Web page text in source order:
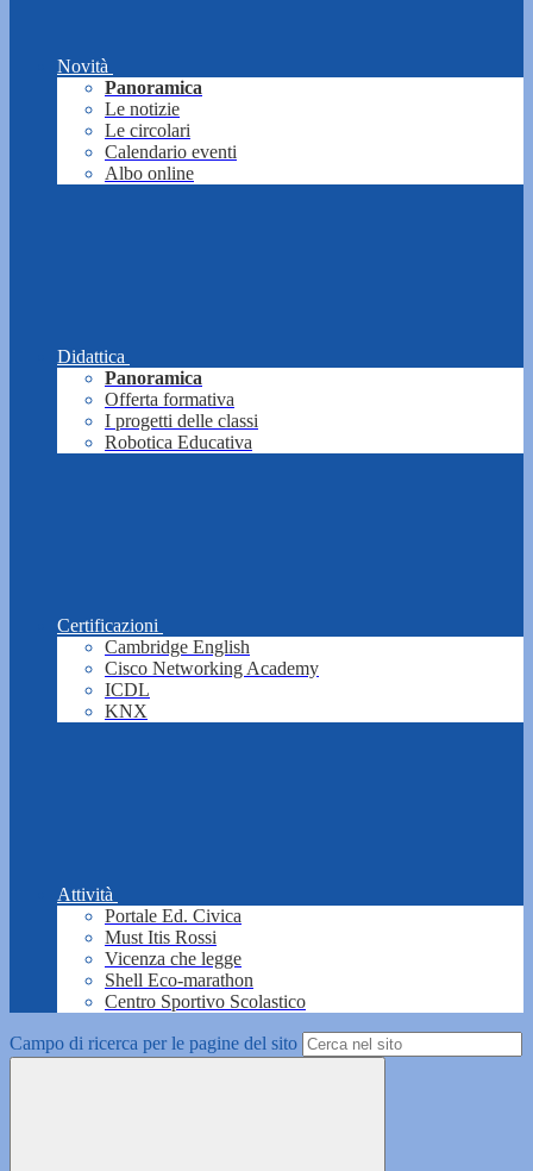
Novità
Panoramica
Le notizie
Le circolari
Calendario eventi
Albo online
Didattica
Panoramica
Offerta formativa
I progetti delle classi
Robotica Educativa
Certificazioni
Cambridge English
Cisco Networking Academy
ICDL
KNX
Attività
Portale Ed. Civica
Must Itis Rossi
Vicenza che legge
Shell Eco-marathon
Centro Sportivo Scolastico
Campo di ricerca per le pagine del sito